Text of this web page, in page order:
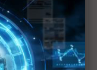
通吃
晶片代工、HBM